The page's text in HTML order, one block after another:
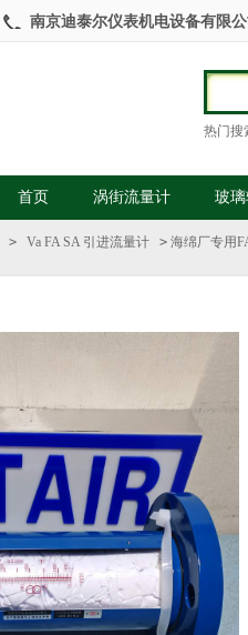
南京迪泰尔仪表机电设备有限
热门搜
首页 涡街流量计 玻
> Va FA SA 引进流量计 > 海绵厂专用